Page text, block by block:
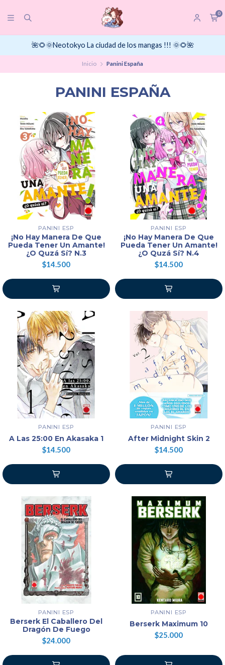
0
🌺🌻🌞Neotokyo La ciudad de los mangas !!! 🌞🌻🌺
Inicio Panini España
PANINI ESPAÑA
PANINI ESP
¡No Hay Manera De Que
Pueda Tener Un Amante!
¿O Quzá Sí? N.3
$14.500
PANINI ESP
¡No Hay Manera De Que
Pueda Tener Un Amante!
¿O Quzá Sí? N.4
$14.500
PANINI ESP
A Las 25:00 En Akasaka 1
$14.500
PANINI ESP
After Midnight Skin 2
$14.500
PANINI ESP
Berserk El Caballero Del
Dragón De Fuego
$24.000
PANINI ESP
Berserk Maximum 10
$25.000